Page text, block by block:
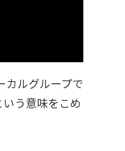
カルグループで
う意味をこめ